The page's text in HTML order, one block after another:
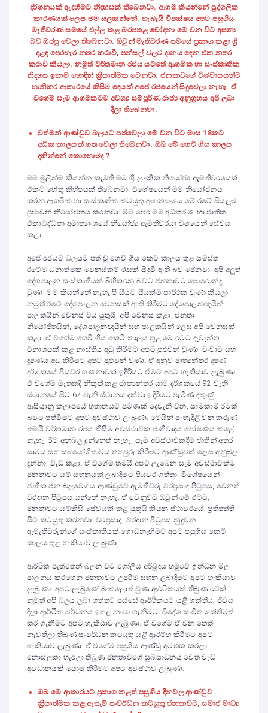
දර්ශනයක් ඇදහීමට නිදහසක් තිබෙනවා. ආගම කියන්නේ පුද්ගලික
කාරණයක් ලෙස මම සලකන්නේ. හැබැයි විපක්ෂය අපට පසුගිය
මැතිවරණ සමයේ එල්ල කළ බරපතළ චෝදනා මේ වන විට අසත්‍ය
බව ඔප්පු වෙලා තිබෙනවා. ඔවුන් මැතිවරණ සමයේ ප්‍රකාශ කළා ශ්‍රී
දළඳ පෙරහැර නතර කරාවී, පන්සල් වලට දානය දෙන එක නතර
කරාවි කියලා. නමුත් වර්තමාන රජය යටතේ ආගමික හා සංස්කෘතික
නිදහස ඉතාම හොඳින් ක්‍රියාත්මක වෙනවා. ජනතාවගේ විශ්වාසයන්ට
හානිකර ආකාරයේ කිසිම දෙයක් අපේ රජයෙන් සිදුවෙලා නැහැ. ඒ
වගේම සෑම ආගමකටම අවශ්‍ය සම්පූර්ණ රාජ්‍ය අනුග්‍රහය අපි ලබා
දීලා තිබෙනවා.
වත්මන් ආණ්ඩුව බලයට පත්වෙලා මේ වන විට මාස 18කට
අධික කාලයක් ගත වෙලා තිබෙනවා. ඔබ මේ ගෙවී ගිය කාලය
දකින්නේ කොහොමද ?
මම මුලින්ම කියන්න කැමති මම ශ්‍රී ලාංකික නියෝජ්‍ය ඇමතිවරයෙක්.
ඒකට හේතු කිහිපයක් තිබෙනවා. විශේෂයෙන් මම නියෝජනය
කරන ආගමික හා සංස්කෘතික කටයුතු අමාත්‍යාංශය මේ රටේ සියලුම
ප්‍රජාවන් නියෝජනය කරනවා. මීට පෙර මම අධිකරණ හා ජාතික
ඒකාබද්ධතා අමාත්‍යාංශයේ නියෝජ්‍ය ඇමතිවරයා වශයෙන් සේවය
කළා.
අපේ රජයට බලයට පත් වූ ගෙවී ගිය කෙටි කාලය තුළ සමස්ත
රටේම ධනාත්මක වෙනස්කම් රැසක් සිදුවී ඇති බව පේනවා. අපි අලුත්
දේශපාලන සංස්කෘතියක් බිහිකරන බවට ජනතාවට පොරොන්දු
වුණා. මම කියන්නේ නැහැ පි සීයට සීයක්ම සාර්ථක වුණා කියලා.
නමුත් රටේ දේශපාලන වෙනසක් ඇති කිරීමට දේශපාලනඥයින්,
පාලකයින් වෙනස් විය යුතුයි. අපි වෙනස කළා, ජනතා
නියෝජිතයින්, දේශපාලනඥයින් සහ පාලකයින් ලෙස අපි වෙනසක්
කළා. ඒ වගේම ගෙවී ගිය කෙටි කාලය තුළ මේ රටට දැවැන්ත
විනාශයක් කළ නාස්තිය අඩු කිරීමට අපට පුළුවන් වුණා. වංචාව සහ
දූෂණය අඩු කිරීමට අපට පුළුවන් වුණා. ඒ අනුව ජාත්‍යන්තර දූෂණ
දර්ශකයේ පියවර ගණනාවක් ඉදිරියට ඒමට අපට හැකියාව ලැබුණා.
ඒ වගේම මෑතකදී නිකුත් කළ ජාත්‍යන්තර සාම දර්ශකයේ 92 වැනි
ස්ථානයේ සිට 67 වැනි ස්ථානය දක්වා ඉදිරියට පැමිණ දකුණු
ආසියානු කලාපයේ භූතානයට පමණක් දෙවැනි වන, සාමකාමී රටක්
බවට පත්වීමට අපට අවස්ථාව ලැබුණා. මෙයින් පැහැදිලි වන කරුණ
තමයි වර්තමාන රජය කිසිම අවස්ථාවක ජාතිවාදය පෝෂණය කළේ
නැහැ, ඊට අනුබල දුන්නෙත් නැහැ, සෑම අවස්ථාවකදීම ජාතීන් අතර
සාමය සහ සහයෝගීතාවය තහවුරු කිරීමට ආණ්ඩුවක් ලෙස අනුබල
දුන්නා, වැඩ කළා. ඒ වගේම තමයි අපට ලැබෙන සෑම අවස්ථාවක්ම
ජනතාවට යම් සහනයක් ලබාදීමට පියවර ගත්තා. විශේෂයෙන්
ජාතික ජන බලවේගය ආණ්ඩුවේ ඇමතිවරු වරප්‍රසාද පිටුපස, වෙනත්
වරදාන පිටුපස යන්නේ නැහැ. ඒ වෙනුවට ඔවුන් මේ රටට,
ජනතාවට යම්කිසි සේවයක් කළ යුතුයි කියන ස්ථාවරයේ, ප්‍රතිපත්ති
සිට කටයුතු කරනවා. වරප්‍රසාද, වරදාන පිටුපස නුදුවන
ඇමැතිවරුන්ගේ සංස්කෘතියක් ගොඩනැඟීමට අපට පසුගිය කෙටි
කාලය තුළ හැකියාව ලැබුණා.
ආර්ථික පැත්තෙන් බලන විට ගෝලීය අර්බුදය හමුවේ ඉන්ධන මිල
පාලනය කරගෙන ජනතාවට උපරිම සහන ලබාදීමට අපට හැකියාව
ලැබුණා. අපට ලැබුණේ බංකලොත් වුණ ආර්ථිකයක් තිබුණ රටක්.
නමුත් අපි බලය ලබා ගත්තට පස්සේ ආර්ථිකයට යළි ශක්තිය, ජීවය
දීලා ආර්ථික වර්ධනය ඉහළ නංවා ගැනිමට, විදේශ සංචිත ශක්තිමත්
කර ගැනීමට අපට හැකියාව ලැබුණා. ඒ වගේම ඒ වන තෙක්
නැවතිලා තිබුණ සංවර්ධන කටයුතු යළි ආරම්භ කිරීමට අපට
හැකියාව ලැබුණා. ඒ වගේම පසුගිය ආණ්ඩු අමතක කරලා,
නොසලකා හැරලා තිබුණ ජනතාවගේ සුබසාධනය වෙත වැඩි
අවධානයක් යොමු කිරීමට අපට අවස්ථාව ලැබුණා.
ඔබ මේ ආකාරයට ප්‍රකාශ කළත් පසුගිය දිනවල ආණ්ඩුව
ක්‍රියාත්මක කළ ඇතැම් සංවර්ධන කටයුතු ජනතාවට, සමාජ මාධ්‍ය